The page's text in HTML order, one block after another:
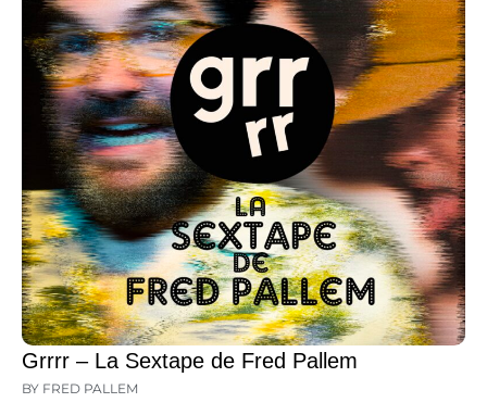
Grrrr – La Sextape de Fred Pallem
BY FRED PALLEM